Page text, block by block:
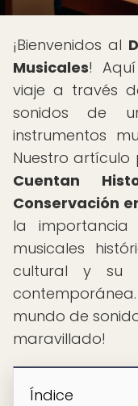
¡Bienvenidos al
Musicales!
viaje a través
sonidos de
instrumentos
Nuestro artículo
Cuentan
Conservación
la importancia
musicales
cultural y su
mundo de
maravillado!
Índice